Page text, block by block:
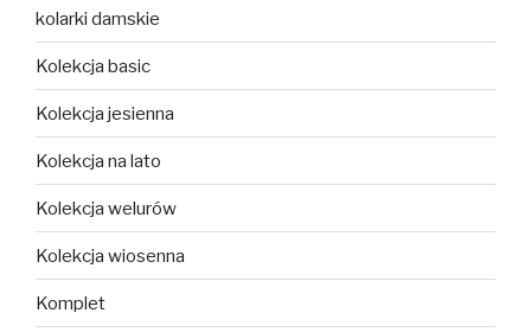
kolarki damskie
Kolekcja basic
Kolekcja jesienna
Kolekcja na lato
Kolekcja welurów
Kolekcja wiosenna
Komplet